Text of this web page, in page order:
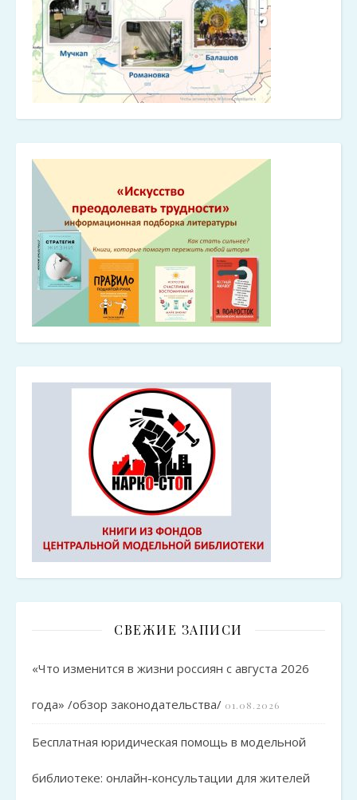
СВЕЖИЕ ЗАПИСИ
«Что изменится в жизни россиян с августа 2026
года» /обзор законодательства/ 01.08.2026
Бесплатная юридическая помощь в модельной
библиотеке: онлайн-консультации для жителей